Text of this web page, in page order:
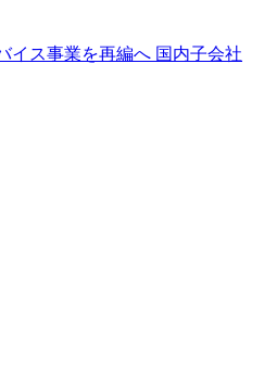
イス事業を再編へ 国内子会社